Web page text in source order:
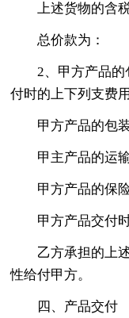
上述货物的含
总价款为：
2、甲方产品
付时的上下列支费
甲方产品的包
甲主产品的运
甲方产品的保
甲方产品交付
乙方承担的上
性给付甲方。
四、产品交付